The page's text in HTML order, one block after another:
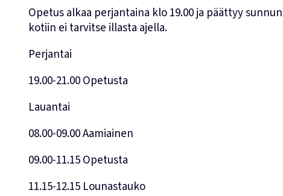
Opetus alkaa perjantaina klo 19.00 ja päättyy
kotiin ei tarvitse illasta ajella.
Perjantai
19.00-21.00 Opetusta
Lauantai
08.00-09.00 Aamiainen
09.00-11.15 Opetusta
11.15-12.15 Lounastauko